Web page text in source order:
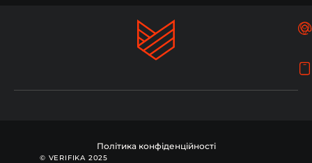
© VERIFIKA 2025
Політика конфіденційності